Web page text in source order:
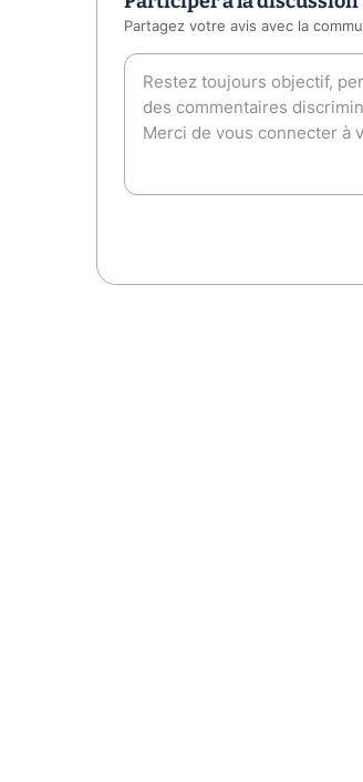
Partagez votre avis avec la